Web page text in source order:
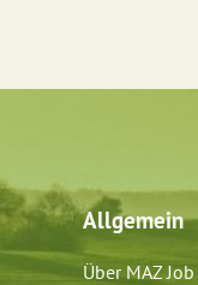
Allgemein
Über MAZ Job